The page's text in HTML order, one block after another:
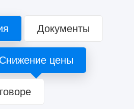
Документы
Снижение цены